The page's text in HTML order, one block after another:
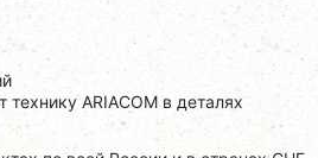
ARIACOM в деталях